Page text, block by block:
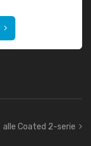
alle Coated 2-serie